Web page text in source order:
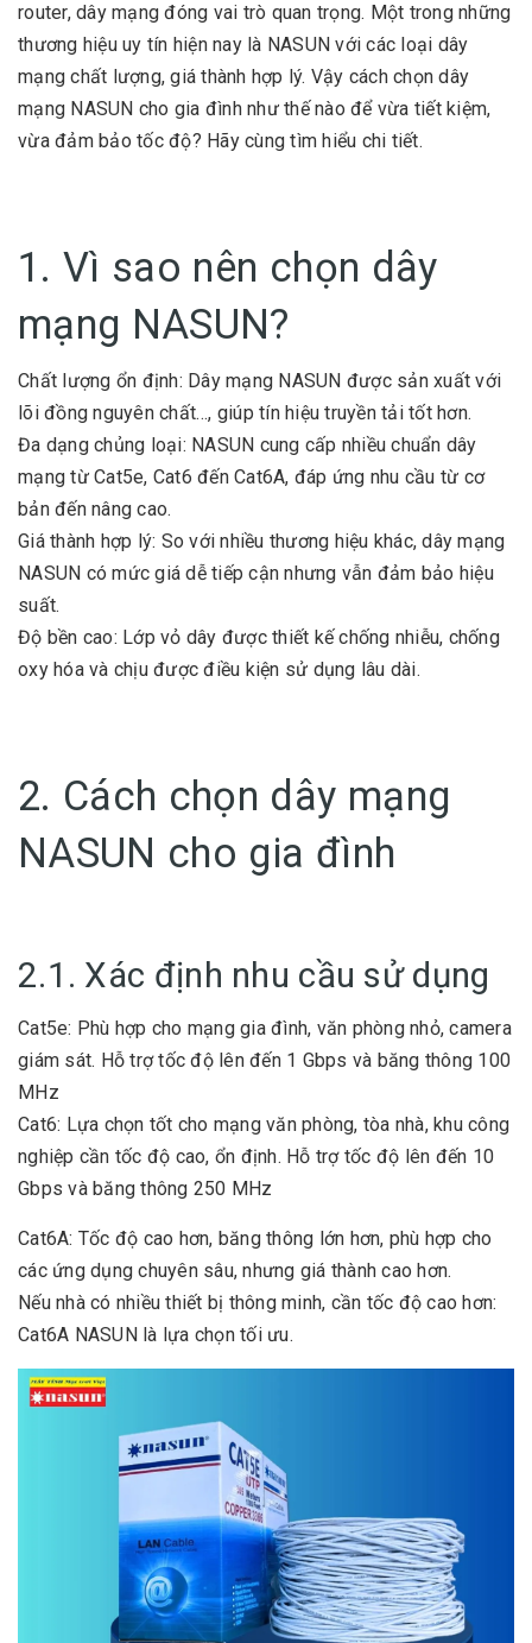
router, dây mạng đóng vai trò quan trọng. Một trong những
thương hiệu uy tín hiện nay là NASUN với các loại dây
mạng chất lượng, giá thành hợp lý. Vậy cách chọn dây
mạng NASUN cho gia đình như thế nào để vừa tiết kiệm,
vừa đảm bảo tốc độ? Hãy cùng tìm hiểu chi tiết.
1. Vì sao nên chọn dây
mạng NASUN?
Chất lượng ổn định: Dây mạng NASUN được sản xuất với
lõi đồng nguyên chất…, giúp tín hiệu truyền tải tốt hơn.
Đa dạng chủng loại: NASUN cung cấp nhiều chuẩn dây
mạng từ Cat5e, Cat6 đến Cat6A, đáp ứng nhu cầu từ cơ
bản đến nâng cao.
Giá thành hợp lý: So với nhiều thương hiệu khác, dây mạng
NASUN có mức giá dễ tiếp cận nhưng vẫn đảm bảo hiệu
suất.
Độ bền cao: Lớp vỏ dây được thiết kế chống nhiễu, chống
oxy hóa và chịu được điều kiện sử dụng lâu dài.
2. Cách chọn dây mạng
NASUN cho gia đình
2.1. Xác định nhu cầu sử dụng
Cat5e: Phù hợp cho mạng gia đình, văn phòng nhỏ, camera
giám sát. Hỗ trợ tốc độ lên đến 1 Gbps và băng thông 100
MHz
Cat6: Lựa chọn tốt cho mạng văn phòng, tòa nhà, khu công
nghiệp cần tốc độ cao, ổn định. Hỗ trợ tốc độ lên đến 10
Gbps và băng thông 250 MHz
Cat6A: Tốc độ cao hơn, băng thông lớn hơn, phù hợp cho
các ứng dụng chuyên sâu, nhưng giá thành cao hơn.
Nếu nhà có nhiều thiết bị thông minh, cần tốc độ cao hơn:
Cat6A NASUN là lựa chọn tối ưu.